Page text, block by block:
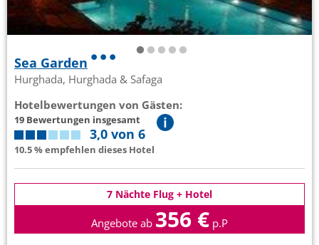
Sea Garden
Hurghada, Hurghada & Safaga
Hotelbewertungen von Gästen:
19 Bewertungen insgesamt
3,0 von 6
10.5 % empfehlen dieses Hotel
7 Nächte Flug + Hotel
Angebote ab 356 € p.P